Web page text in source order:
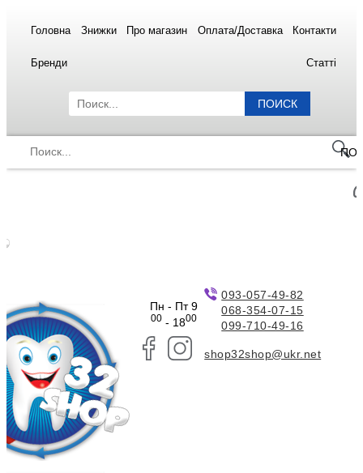
Головна Знижки Про магазин Оплата/Доставка Контакти
Бренди Статті
ПОИСК
Пн - Пт 9
00- 1800
093-057-49-82
068-354-07-15
099-710-49-16
shop32shop@ukr.net